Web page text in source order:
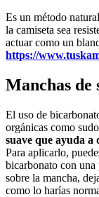
Es un método
la camiseta sea
actuar como un
https://
Manchas de
El uso de
orgánicas como
suave que ayuda a
Para aplicarlo,
bicarbonato con una
sobre la mancha,
como lo harías